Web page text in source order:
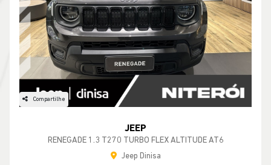
Compartilhe
JEEP
RENEGADE 1.3 T270 TURBO FLEX ALTITUDE AT6
Jeep Dinisa